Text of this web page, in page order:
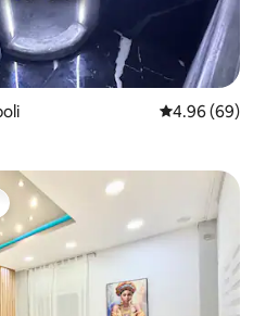
Calificación
4.96 (69)